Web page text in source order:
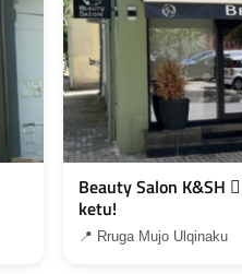
Beauty Salon K&SH
ketu!
📍 Rruga Mujo Ulqinaku